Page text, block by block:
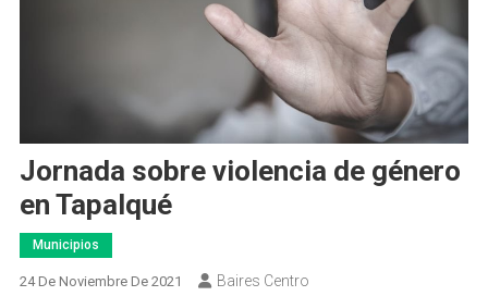
Jornada sobre violencia de género
en Tapalqué
Municipios
24 De Noviembre De 2021 Baires Centro